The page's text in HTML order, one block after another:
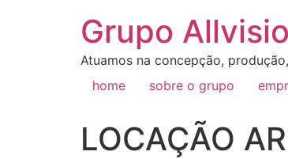
Grupo
Atuamos na concepção,
home
sobre o grupo
LOCAÇÃO